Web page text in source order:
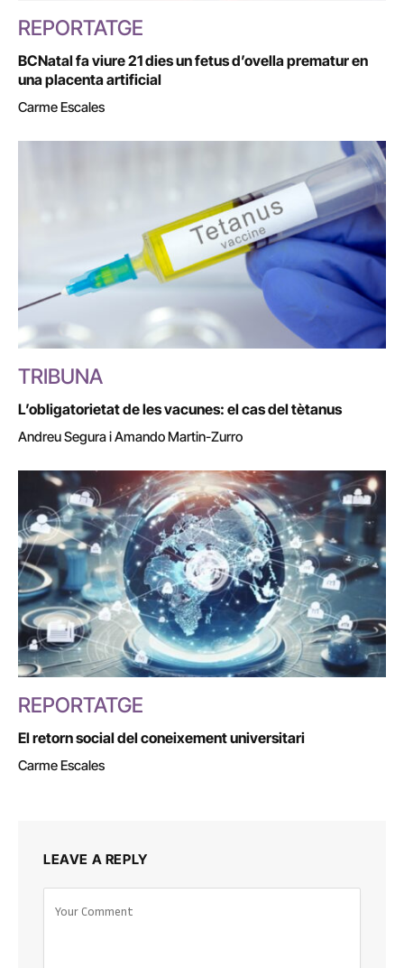
REPORTATGE
BCNatal fa viure 21 dies un fetus d’ovella prematur en
una placenta artificial
Carme Escales
TRIBUNA
L’obligatorietat de les vacunes: el cas del tètanus
Andreu Segura i Amando Martin-Zurro
REPORTATGE
El retorn social del coneixement universitari
Carme Escales
LEAVE A REPLY